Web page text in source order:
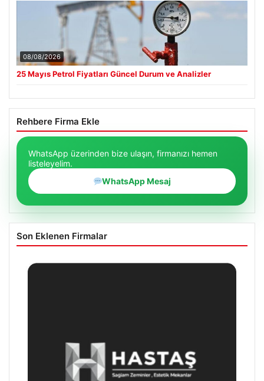
08/08/2026
25 Mayıs Petrol Fiyatları Güncel Durum ve Analizler
Rehbere Firma Ekle
WhatsApp üzerinden bize ulaşın, firmanızı hemen
listeleyelim.
WhatsApp Mesaj
Son Eklenen Firmalar